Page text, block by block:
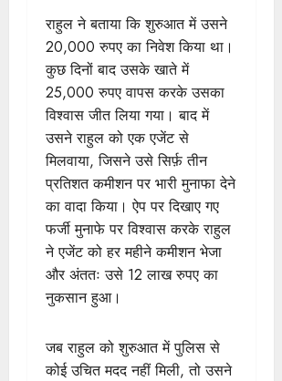
राहुल ने बताया कि शुरुआत में उसने
20,000 रुपए का निवेश किया था।
कुछ दिनों बाद उसके खाते में
25,000 रुपए वापस करके उसका
विश्वास जीत लिया गया। बाद में
उसने राहुल को एक एजेंट से
मिलवाया, जिसने उसे सिर्फ़ तीन
प्रतिशत कमीशन पर भारी मुनाफा देने
का वादा किया। ऐप पर दिखाए गए
फर्जी मुनाफे पर विश्वास करके राहुल
ने एजेंट को हर महीने कमीशन भेजा
और अंततः उसे 12 लाख रुपए का
नुकसान हुआ।
जब राहुल को शुरुआत में पुलिस से
कोई उचित मदद नहीं मिली, तो उसने